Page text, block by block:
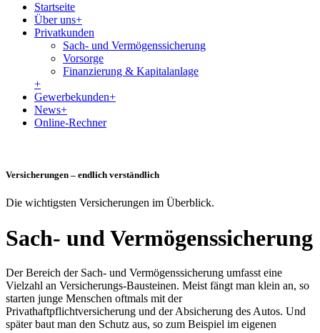
Startseite
Über uns+
Privatkunden
Sach- und Vermögenssicherung
Vorsorge
Finanzierung & Kapitalanlage
+
Gewerbekunden+
News+
Online-Rechner
Versicherungen – endlich verständlich
Die wichtigsten Versicherungen im Überblick.
Sach- und Vermögenssicherung
Der Bereich der Sach- und Vermögenssicherung umfasst eine
Vielzahl an Versicherungs-Bausteinen. Meist fängt man klein an, so
starten junge Menschen oftmals mit der
Privathaftpflichtversicherung und der Absicherung des Autos. Und
später baut man den Schutz aus, so zum Beispiel im eigenen